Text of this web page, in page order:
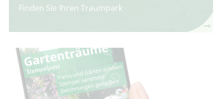
Finden Sie Ihren Traumpark